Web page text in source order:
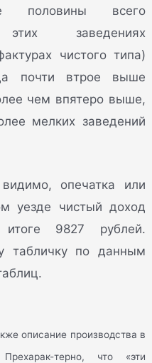
половины всего
заведениях
чистого типа)
почти втрое выше
чем впятеро выше,
мелких заведений
опечатка или
уезде чистый доход
9827 рублей.
табличку по данным
описание производства в
терно, что «эти